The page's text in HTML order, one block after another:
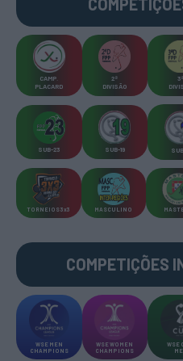
CAMP
PLACARD
2ª
DIVISÃO
3ª
SUB-23 SUB-19
TORNEIOS 3x3 MASCULINO
COMPETIÇÕES
WSE MEN
CHAMPIONS
WSE WOMEN
CHAMPIONS
WSE